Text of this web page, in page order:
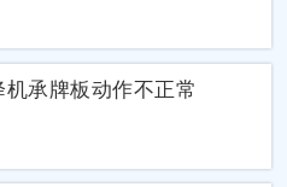
承牌板动作不正常